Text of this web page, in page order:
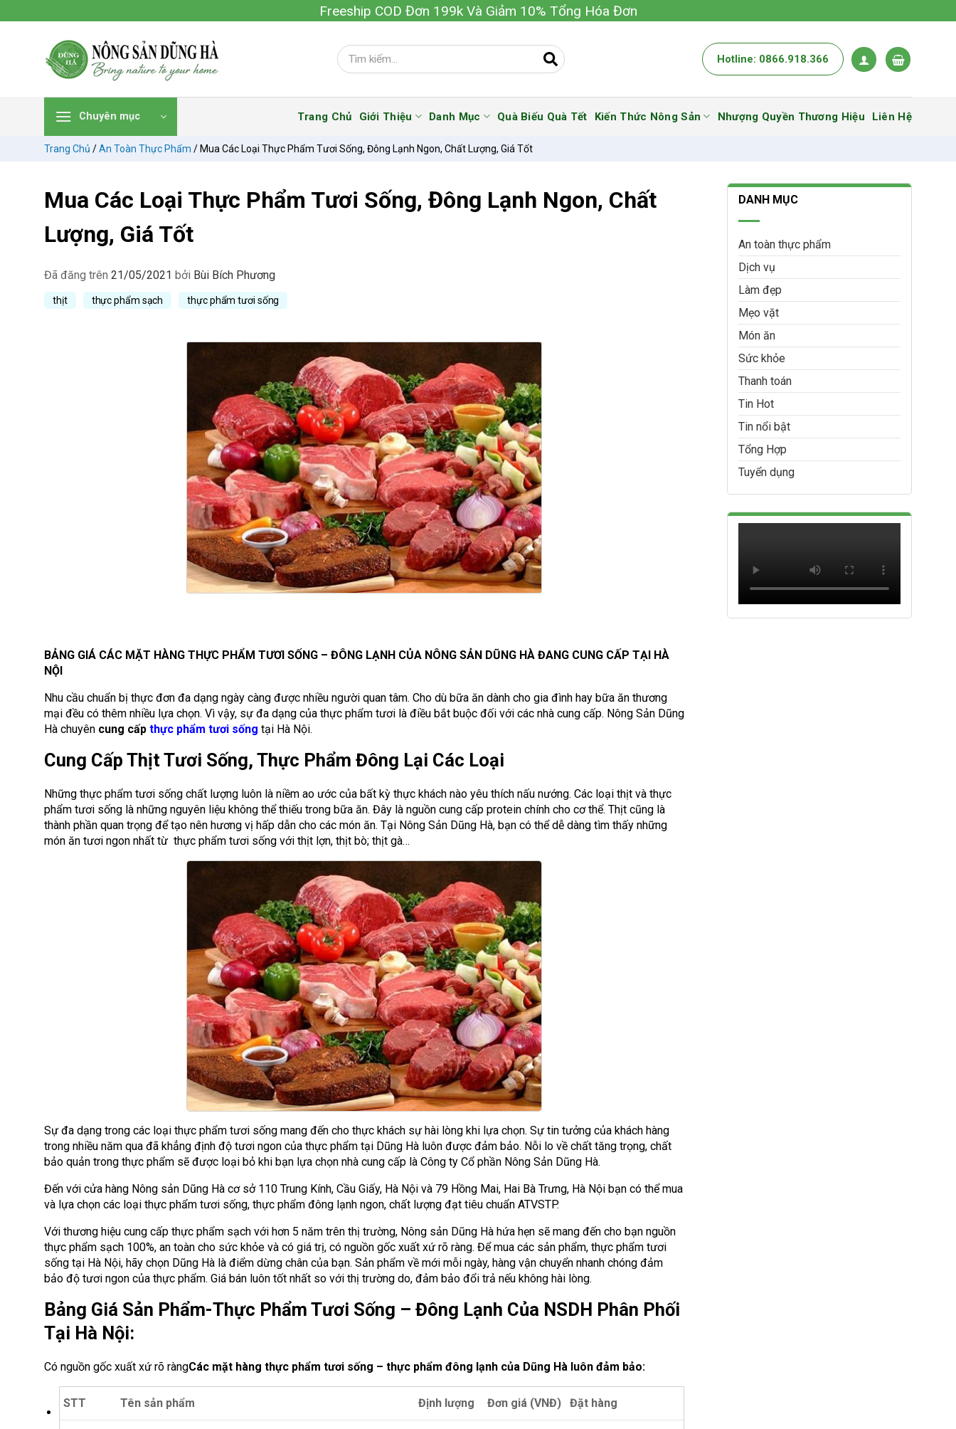
đến
Freeship COD Đơn 199k Và Giảm 10% Tổng Hóa Đơn
Hotline: 0866.918.366
Chuyên mục Trang Chủ Giới Thiệu Danh Mục Quà Biếu Quà Tết Kiến Thức Nông Sản Nhượng Quyền Thương Hiệu Liên Hệ
Trang Chủ /An Toàn Thực Phẩm / Mua Các Loại Thực Phẩm Tươi Sống, Đông Lạnh Ngon, Chất Lượng, Giá Tốt
Mua Các Loại Thực Phẩm Tươi Sống, Đông Lạnh Ngon, Chất
Lượng, Giá Tốt
Đã đăng trên 21/05/2021 bởi Bùi Bích Phương
thịt thực phẩm sạch thực phẩm tươi sống
BẢNG GIÁ CÁC MẶT HÀNG THỰC PHẨM TƯƠI SỐNG – ĐÔNG LẠNH CỦA NÔNG SẢN DŨNG HÀ ĐANG CUNG CẤP TẠI HÀ
NỘI
Nhu cầu chuẩn bị thực đơn đa dạng ngày càng được nhiều người quan tâm. Cho dù bữa ăn dành cho gia đình hay bữa ăn thương
mại đều có thêm nhiều lựa chọn. Vì vậy, sự đa dạng của thực phẩm tươi là điều bắt buộc đối với các nhà cung cấp. Nông Sản Dũng
Hà chuyên cung cấp thực phẩm tươi sống tại Hà Nội.
Cung Cấp Thịt Tươi Sống, Thực Phẩm Đông Lại Các Loại
Những thực phẩm tươi sống chất lượng luôn là niềm ao ước của bất kỳ thực khách nào yêu thích nấu nướng. Các loại thịt và thực
phẩm tươi sống là những nguyên liệu không thể thiếu trong bữa ăn. Đây là nguồn cung cấp protein chính cho cơ thể. Thịt cũng là
thành phần quan trọng để tạo nên hương vị hấp dẫn cho các món ăn. Tại Nông Sản Dũng Hà, bạn có thể dễ dàng tìm thấy những
món ăn tươi ngon nhất từ ​ thực phẩm tươi sống với thịt lợn, thịt bò; thịt gà…
Sự đa dạng trong các loại thực phẩm tươi sống mang đến cho thực khách sự hài lòng khi lựa chọn. Sự tin tưởng của khách hàng
trong nhiều năm qua đã khẳng định độ tươi ngon của thực phẩm tại Dũng Hà luôn được đảm bảo. Nỗi lo về chất tăng trọng, chất
bảo quản trong thực phẩm sẽ được loại bỏ khi bạn lựa chọn nhà cung cấp là Công ty Cổ phần Nông Sản Dũng Hà.
Đến với cửa hàng Nông sản Dũng Hà cơ sở 110 Trung Kính, Cầu Giấy, Hà Nội và 79 Hồng Mai, Hai Bà Trưng, Hà Nội bạn có thể mua
và lựa chọn các loại thực phẩm tươi sống, thực phẩm đông lạnh ngon, chất lượng đạt tiêu chuẩn ATVSTP.
Với thương hiệu cung cấp thực phẩm sạch với hơn 5 năm trên thị trường, Nông sản Dũng Hà hứa hẹn sẽ mang đến cho bạn nguồn
thực phẩm sạch 100%, an toàn cho sức khỏe và có giá trị, có nguồn gốc xuất xứ rõ ràng. Để mua các sản phẩm, thực phẩm tươi
sống tại Hà Nội, hãy chọn Dũng Hà là điểm dừng chân của bạn. Sản phẩm về mới mỗi ngày, hàng vận chuyển nhanh chóng đảm
bảo độ tươi ngon của thực phẩm. Giá bán luôn tốt nhất so với thị trường do, đảm bảo đổi trả nếu không hài lòng.
Bảng Giá Sản Phẩm-Thực Phẩm Tươi Sống – Đông Lạnh Của NSDH Phân Phối
Tại Hà Nội:
Có nguồn gốc xuất xứ rõ ràngCác mặt hàng thực phẩm tươi sống – thực phẩm đông lạnh của Dũng Hà luôn đảm bảo:
STT Tên sản phẩm Định lượng Đơn giá (VNĐ) Đặt hàng
DANH MỤC
An toàn thực phẩm
Dịch vụ
Làm đẹp
Mẹo vặt
Món ăn
Sức khỏe
Thanh toán
Tin Hot
Tin nổi bật
Tổng Hợp
Tuyển dụng